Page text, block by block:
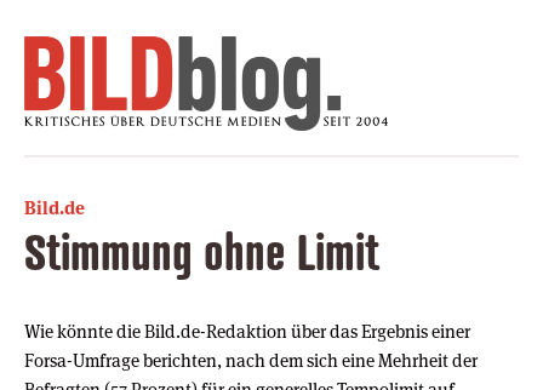
Bild.de
Stimmung ohne Limit
Wie könnte die Bild.de-Redaktion über das Ergebnis einer
Forsa-Umfrage berichten, nach dem sich eine Mehrheit der